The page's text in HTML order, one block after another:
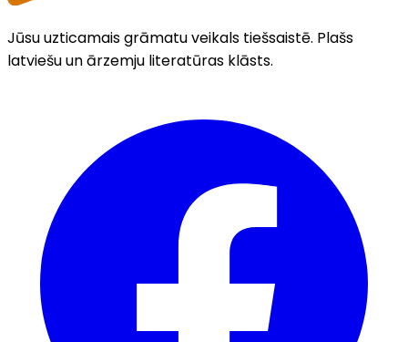
Jūsu uzticamais grāmatu veikals tiešsaistē. Plašs
latviešu un ārzemju literatūras klāsts.